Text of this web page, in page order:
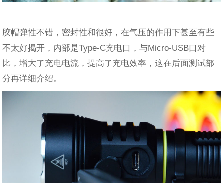
胶帽弹性不错，密封性和很好，在气压的作用下甚至有些
不太好揭开，内部是Type-C充电口，与Micro-USB口对
比，增大了充电电流，提高了充电效率，这在后面测试部
分再详细介绍。